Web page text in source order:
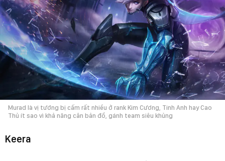
Murad là vị tướng bị cấm rất nhiều ở rank Kim Cương, Tinh Anh hay Cao
Thủ ít sao vì khả năng cân bản đồ, gánh team siêu khủng
Keera